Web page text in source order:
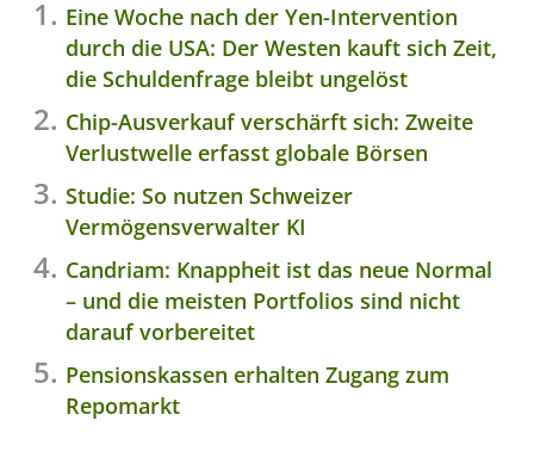
Eine Woche nach der Yen-Intervention
durch die USA: Der Westen kauft sich Zeit,
die Schuldenfrage bleibt ungelöst
Chip-Ausverkauf verschärft sich: Zweite
Verlustwelle erfasst globale Börsen
Studie: So nutzen Schweizer
Vermögensverwalter KI
Candriam: Knappheit ist das neue Normal
– und die meisten Portfolios sind nicht
darauf vorbereitet
Pensionskassen erhalten Zugang zum
Repomarkt